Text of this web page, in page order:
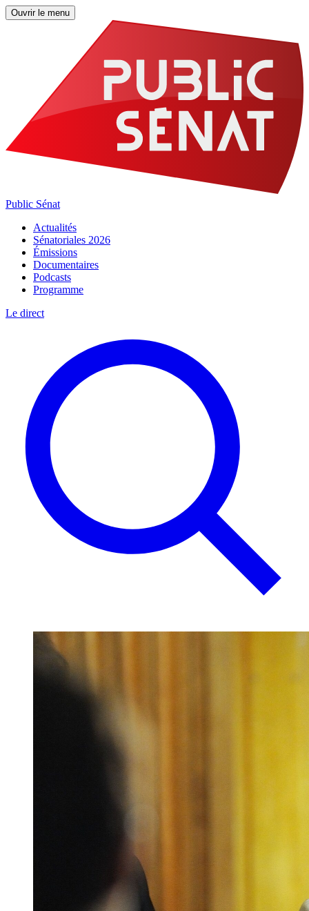
Ouvrir le menu
Public Sénat
Actualités
Sénatoriales 2026
Émissions
Documentaires
Podcasts
Programme
Le direct